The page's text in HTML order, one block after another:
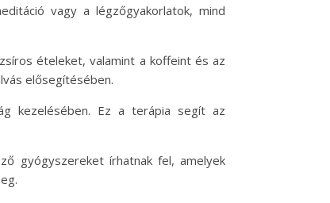
vagy a légzőgyakorlatok, mind
ételeket, valamint a koffeint és az
elősegítésében.
kezelésében. Ez a terápia segít az
gyógyszereket írhatnak fel, amelyek